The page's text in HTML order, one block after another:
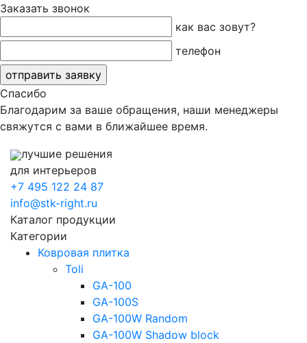
Заказать звонок
как вас зовут?
телефон
Спасибо
Благодарим за ваше обращения, наши менеджеры
свяжутся с вами в ближайшее время.
лучшие решения
для интерьеров
+7 495 122 24 87
info@stk-right.ru
Каталог продукции
Категории
Ковровая плитка
Toli
GA-100
GA-100S
GA-100W Random
GA-100W Shadow block